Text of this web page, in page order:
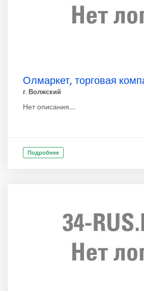
Олмаркет, торговая
г. Волжский
Нет описания....
Подробнее